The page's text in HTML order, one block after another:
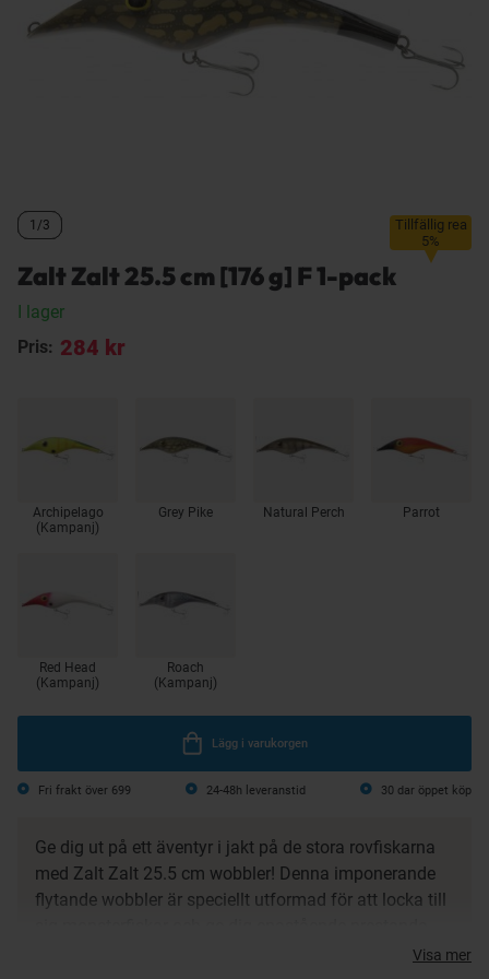
Tillfällig rea
5%
1/3
1/3
1/3
Zalt Zalt 25.5 cm [176 g] F 1-pack
I lager
Pris: 284 kr
Archipelago
(Kampanj)
Grey Pike Natural Perch Parrot
Red Head
(Kampanj)
Roach
(Kampanj)
Lägg i varukorgen
Fri frakt över 699 24-48h leveranstid 30 dar öppet köp
Ge dig ut på ett äventyr i jakt på de stora rovfiskarna
med Zalt Zalt 25.5 cm wobbler! Denna imponerande
flytande wobbler är speciellt utformad för att locka till
Visa mer